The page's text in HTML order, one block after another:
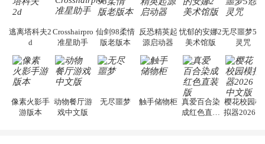
逃离塔科夫2
d
Crosshairpro
准星助手
仙剑98柔情
版老版本
反恐精英起
源启动器
忧郁的安娜2
美术馆版
无尽噩梦5怨
灵咒
像素火影手
游版本
动物餐厅游
戏中文版
无尽噩梦 触手储物柜 真爱百合染
成红色直装
樱花校园模
拟器2026中